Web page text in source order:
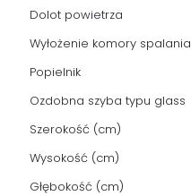
Dolot powietrza
Wyłożenie komory spalania
Popielnik
Ozdobna szyba typu glass
Szerokość (cm)
Wysokość (cm)
Głębokość (cm)